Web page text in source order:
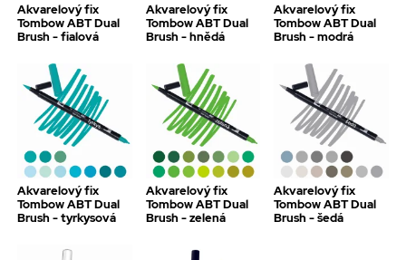
Akvarelový fix
Tombow ABT Dual
Brush - fialová
Akvarelový fix
Tombow ABT Dual
Brush - hnědá
Akvarelový fix
Tombow ABT Dual
Brush - modrá
Akvarelový fix
Tombow ABT Dual
Brush - tyrkysová
Akvarelový fix
Tombow ABT Dual
Brush - zelená
Akvarelový fix
Tombow ABT Dual
Brush - šedá